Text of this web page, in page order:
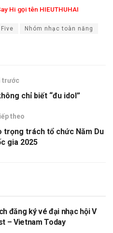
Hi gọi tên HIEUTHUHAI
Nhóm nhạc toàn năng
trước
chỉ biết “đu idol”
theo
trọng trách tổ chức Năm Du
gia 2025
đăng ký vé đại nhạc hội V
– Vietnam Today